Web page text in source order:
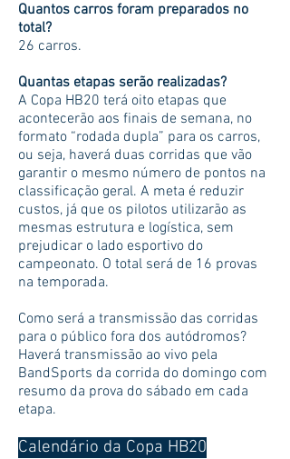
Quantos carros foram preparados no
total?
26 carros.
Quantas etapas serão realizadas?
A Copa HB20 terá oito etapas que
acontecerão aos finais de semana, no
formato “rodada dupla” para os carros,
ou seja, haverá duas corridas que vão
garantir o mesmo número de pontos na
classificação geral. A meta é reduzir
custos, já que os pilotos utilizarão as
mesmas estrutura e logística, sem
prejudicar o lado esportivo do
campeonato. O total será de 16 provas
na temporada.
Como será a transmissão das corridas
para o público fora dos autódromos?
Haverá transmissão ao vivo pela
BandSports da corrida do domingo com
resumo da prova do sábado em cada
etapa.
Calendário da Copa HB20